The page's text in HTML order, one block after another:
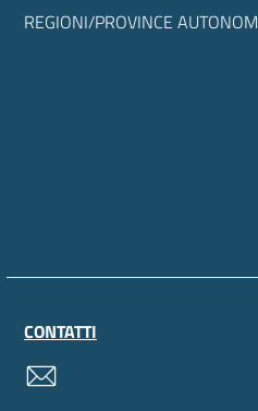
REGIONI/PROVINCE
CONTATTI